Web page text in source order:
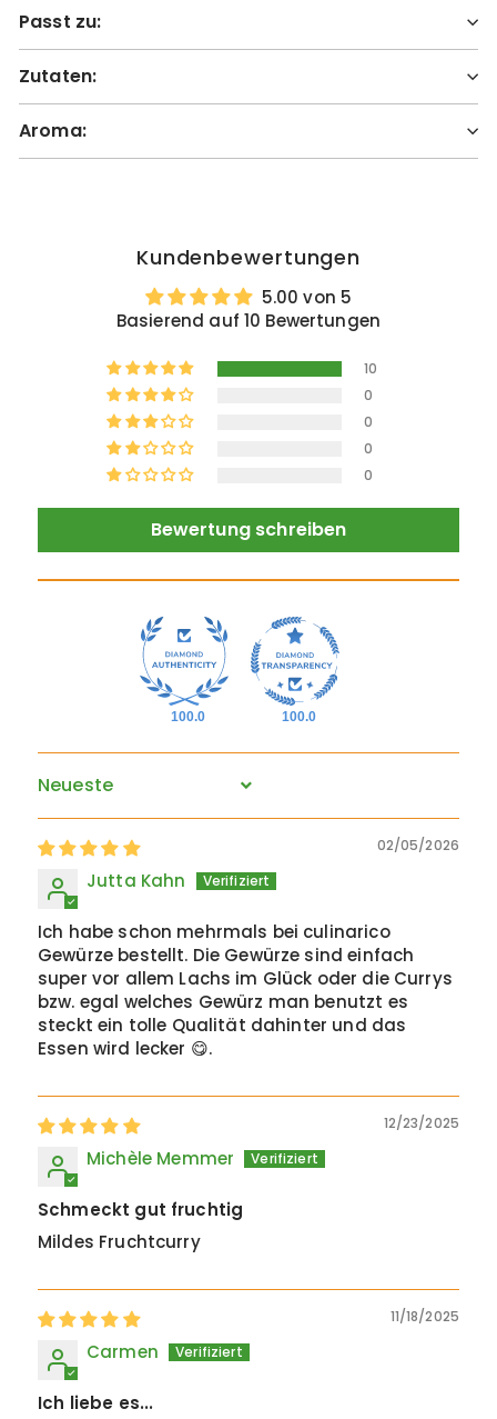
Passt zu:
Zutaten:
Aroma:
Kundenbewertungen
5.00 von 5
Basierend auf 10 Bewertungen
10
0
0
0
0
Bewertung schreiben
100.0 100.0
Sort by
02/05/2026
Jutta Kahn
Ich habe schon mehrmals bei culinarico
Gewürze bestellt. Die Gewürze sind einfach
super vor allem Lachs im Glück oder die Currys
bzw. egal welches Gewürz man benutzt es
steckt ein tolle Qualität dahinter und das
Essen wird lecker 😋.
12/23/2025
Michèle Memmer
Schmeckt gut fruchtig
Mildes Fruchtcurry
11/18/2025
Carmen
Ich liebe es...